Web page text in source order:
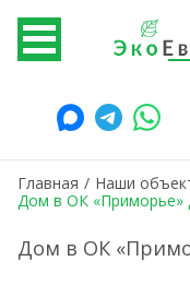
Главная / Наши
Дом в ОК «Приморье»
Дом в ОК